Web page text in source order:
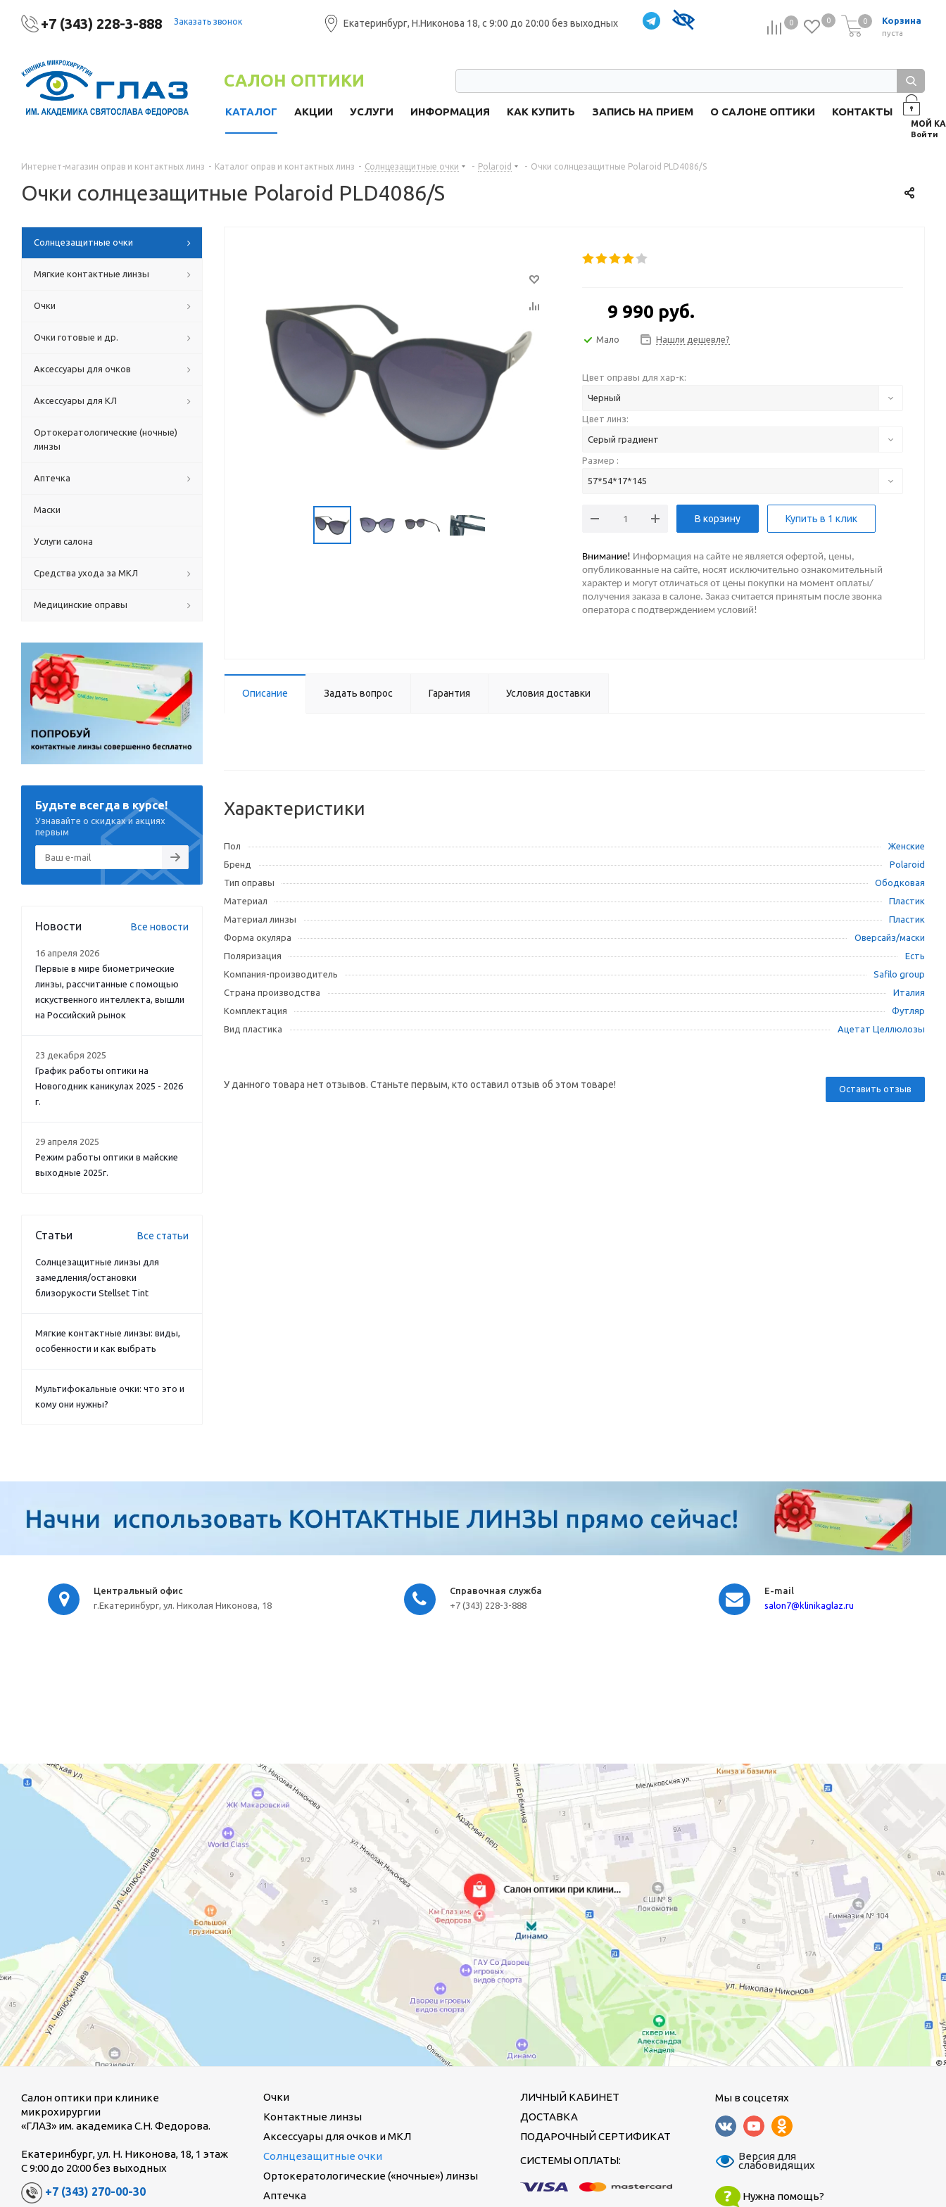
+7 (343) 228-3-888 Заказать звонок Екатеринбург, Н.Никонова 18, с 9:00 до 20:00 без выходных 0 0 Корзина
0
пуста
0
САЛОН ОПТИКИ
КАТАЛОГ АКЦИИ УСЛУГИ ИНФОРМАЦИЯ КАК КУПИТЬ ЗАПИСЬ НА ПРИЕМ О САЛОНЕ ОПТИКИ КОНТАКТЫ
Войти
Интернет-магазин оправ и контактных линз - Каталог оправ и контактных линз - Солнцезащитные очки - Polaroid - Очки солнцезащитные Polaroid PLD4086/S
Очки солнцезащитные Polaroid PLD4086/S
9 990 руб.
Мало Нашли дешевле?
Цвет оправы для хар-к:
Черный
Цвет линз:
Серый градиент
Размер :
57*54*17*145
В корзину Купить в 1 клик
Внимание! Информация на сайте не является офертой, цены,
опубликованные на сайте, носят исключительно ознакомительный
характер и могут отличаться от цены покупки на момент оплаты/
получения заказа в салоне. Заказ считается принятым после звонка
оператора с подтверждением условий!
Описание Задать вопрос Гарантия Условия доставки
Характеристики
Пол
Женские
Бренд
Polaroid
Тип оправы
Ободковая
Материал
Пластик
Материал линзы
Пластик
Форма окуляра
Оверсайз/маски
Поляризация
Есть
Компания-производитель
Safilo group
Страна производства
Италия
Комплектация
Футляр
Вид пластика
Ацетат Целлюлозы
Оставить отзыв
У данного товара нет отзывов. Станьте первым, кто оставил отзыв об этом товаре!
Солнцезащитные очки
Мягкие контактные линзы
Очки
Очки готовые и др.
Аксессуары для очков
Аксессуары для КЛ
Ортокератологические (ночные)
линзы
Аптечка
Маски
Услуги салона
Средства ухода за МКЛ
Медицинские оправы
Будьте всегда в курсе!
Узнавайте о скидках и акциях
первым
Новости Все новости
16 апреля 2026
Первые в мире биометрические
линзы, рассчитанные с помощью
искуственного интеллекта, вышли
на Российский рынок
23 декабря 2025
График работы оптики на
Новогодник каникулах 2025 - 2026
г.
29 апреля 2025
Режим работы оптики в майские
выходные 2025г.
Статьи Все статьи
Солнцезащитные линзы для
замедления/остановки
близорукости Stellset Tint
Мягкие контактные линзы: виды,
особенности и как выбрать
Мультифокальные очки: что это и
кому они нужны?
Центральный офис
г.Екатеринбург, ул. Николая Никонова, 18
Справочная служба
+7 (343) 228-3-888
E-mail
salon7@klinikaglaz.ru
Салон оптики при клинике
микрохирургии
«ГЛАЗ» им. академика С.Н. Федорова.
Екатеринбург, ул. Н. Никонова, 18, 1 этаж
С 9:00 до 20:00 без выходных
+7 (343) 270-00-30
Очки
Контактные линзы
Аксессуары для очков и МКЛ
Солнцезащитные очки
Ортокератологические («ночные») линзы
Аптечка
ЛИЧНЫЙ КАБИНЕТ
ДОСТАВКА
ПОДАРОЧНЫЙ СЕРТИФИКАТ
СИСТЕМЫ ОПЛАТЫ:
Мы в соцсетях
Версия для
слабовидящих
Нужна помощь?